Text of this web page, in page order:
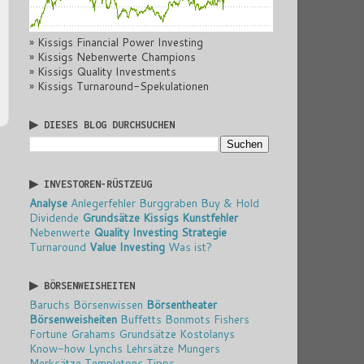
» Kissigs Financial Power Investing
» Kissigs Nebenwerte Champions
» Kissigs Quality Investments
» Kissigs Turnaround-Spekulationen
▶ DIESES BLOG DURCHSUCHEN
▶ INVESTOREN-RÜSTZEUG
Analyse Anlegerfehler Burggraben Buy & Hold
Dividende Grundsätze Kissigs Kunstfehler
Nebenwerte Quality Investing Strategie
Turnaround Value Investing Was ist?
▶ BÖRSENWEISHEITEN
Baruchs Börsenwissen Börsentheater
Börsenweisheiten Buffetts Bonmots Fishers
Fortune Grahams Grundsätze Kostolanys
Know-how Lynchs Lehrsätze Mungers